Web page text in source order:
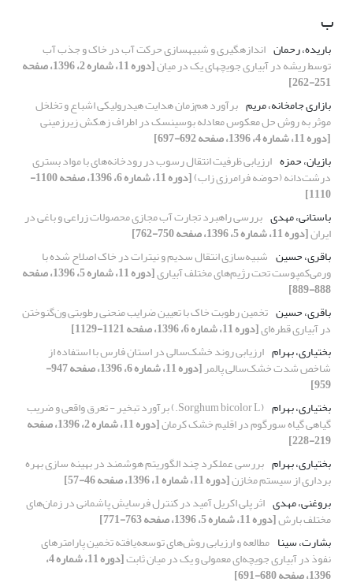
ب
باریده، رحمان اندازهگیری و شبیهسازی حرکت آب در خاک و جذب آب
توسط ریشه در آبیاری جویچهای یک در میان [دوره 11، شماره 2، 1396، صفحه
251-262]
بازاری جامخانه، مریم برآورد هم‌زمان هدایت هیدرولیکی اشباع و تخلخل
موثر به روش حل معکوس معادله بوسینسک در اطراف زهکش زیرزمینی
[دوره 11، شماره 4، 1396، صفحه 692-697]
بازیان، حمزه ارزیابی ظرفیت انتقال رسوب در رودخانه‌های با مواد بستری
درشت‌دانه (حوضه فرامرزی زاب) [دوره 11، شماره 6، 1396، صفحه 1100-
1110]
باستانی، مهدی بررسی راهبرد تجارت آب مجازی محصولات زراعی و باغی در
ایران[دوره 11، شماره 5، 1396، صفحه 750-762]
باقری، حسین شبیه‌سازی انتقال سدیم و نیترات در خاک اصلاح شده با
ورمی‌کمپوست تحت رژیم‌های مختلف آبیاری [دوره 11، شماره 5، 1396، صفحه
888-889]
باقری، حسین تخمین رطوبت خاک با تعیین ضرایب منحنی رطوبتی ون‌گنوختن
در آبیاری قطره‌ای[دوره 11، شماره 6، 1396، صفحه 1121-1129]
بختیاری، بهرام ارزیابی روند خشک‌سالی در استان فارس با استفاده از
شاخص شدت خشک‌سالی پالمر [دوره 11، شماره 6، 1396، صفحه 947-
959]
بختیاری، بهرام
(Sorghum bicolor L.) برآورد تبخیر - تعرق واقعی و ضریب
گیاهی گیاه سورگوم در اقلیم خشک کرمان [دوره 11، شماره 2، 1396، صفحه
219-228]
بختیاری، بهرام بررسی عملکرد چند الگوریتم هوشمند در بهینه سازی بهره
برداری از سیستم مخازن[دوره 11، شماره 1، 1396، صفحه 46-57]
بروغنی، مهدی اثر پلی اکریل آمید در کنترل فرسایش پاشمانی در زمان‌های
مختلف بارش[دوره 11، شماره 5، 1396، صفحه 763-771]
بشارت، سینا مطالعه و ارزیابی روش‌های توسعه‌یافته تخمین پارامترهای
نفوذ در آبیاری جویچه‌ای معمولی و یک در میان ثابت [دوره 11، شماره 4،
1396، صفحه 680-691]